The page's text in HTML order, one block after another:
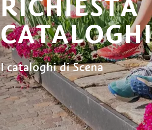
RICHIESTA
I cataloghi di Scena